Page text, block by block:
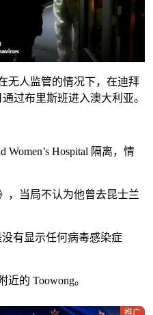
无人监管的情况下，在迪拜
过布里斯班进入澳大利亚。
Women’s Hospital 隔离，情
，当局不认为他曾去昆士兰
有显示任何病毒感染症
的 Toowong。
推广